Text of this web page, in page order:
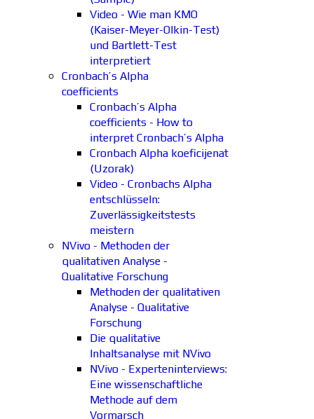
Video - Wie man KMO
(Kaiser-Meyer-Olkin-Test)
und Bartlett-Test
interpretiert
Cronbach’s Alpha
coefficients
Cronbach’s Alpha
coefficients - How to
interpret Cronbach’s Alpha
Cronbach Alpha koeficijenat
(Uzorak)
Video - Cronbachs Alpha
entschlüsseln:
Zuverlässigkeitstests
meistern
NVivo - Methoden der
qualitativen Analyse -
Qualitative Forschung
Methoden der qualitativen
Analyse - Qualitative
Forschung
Die qualitative
Inhaltsanalyse mit NVivo
NVivo - Experteninterviews:
Eine wissenschaftliche
Methode auf dem
Vormarsch